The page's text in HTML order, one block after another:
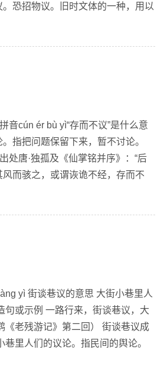
恐招物议。旧时文体的一种，用以
音cún ér bù yì“存而不议”是什么意
指把问题保留下来，暂不讨论。
处唐·独孤及《仙掌铭并序》：“后
而骇之，或谓诙诡不经，存而不
yì 街谈巷议的意思 大街小巷里人
句或示例 一路行来，街谈巷议，大
《老残游记》第二回） 街谈巷议成
里人们的议论。指民间的舆论。